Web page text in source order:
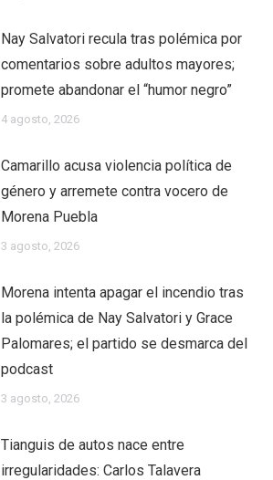
Nay Salvatori recula tras polémica por
comentarios sobre adultos mayores;
promete abandonar el “humor negro”
4 agosto, 2026
Camarillo acusa violencia política de
género y arremete contra vocero de
Morena Puebla
3 agosto, 2026
Morena intenta apagar el incendio tras
la polémica de Nay Salvatori y Grace
Palomares; el partido se desmarca del
podcast
3 agosto, 2026
Tianguis de autos nace entre
irregularidades: Carlos Talavera